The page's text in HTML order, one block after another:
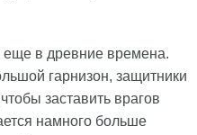
еще в древние времена.
гарнизон, защитники
заставить врагов
намного больше